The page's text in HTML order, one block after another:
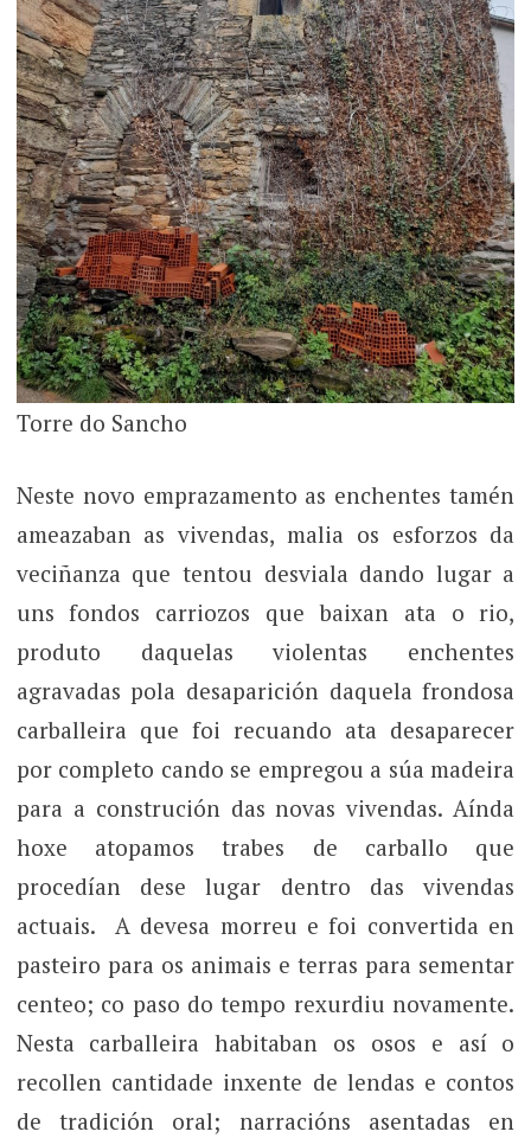
Torre do Sancho
Neste novo emprazamento as enchentes tamén
ameazaban as vivendas, malia os esforzos da
veciñanza que tentou desviala dando lugar a
uns fondos carriozos que baixan ata o rio,
produto daquelas violentas enchentes
agravadas pola desaparición daquela frondosa
carballeira que foi recuando ata desaparecer
por completo cando se empregou a súa madeira
para a construción das novas vivendas. Aínda
hoxe atopamos trabes de carballo que
procedían dese lugar dentro das vivendas
actuais. A devesa morreu e foi convertida en
pasteiro para os animais e terras para sementar
centeo; co paso do tempo rexurdiu novamente.
Nesta carballeira habitaban os osos e así o
recollen cantidade inxente de lendas e contos
de tradición oral; narracións asentadas en